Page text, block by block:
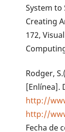
System to
Creating
172,
Rodger,
[Enlínea].
http://
http://
Fecha de